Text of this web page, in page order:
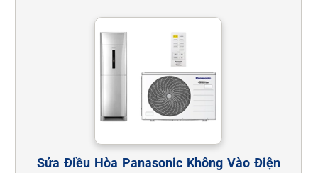
Sửa Điều Hòa Panasonic Không Vào Điện